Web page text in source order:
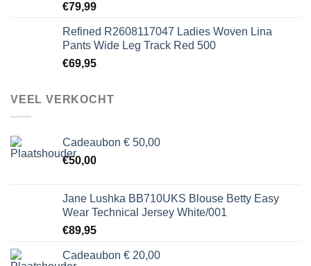
€79,99
Refined R2608117047 Ladies Woven Lina
Pants Wide Leg Track Red 500
€69,95
VEEL VERKOCHT
Cadeaubon € 50,00
€50,00
Jane Lushka BB710UKS Blouse Betty Easy
Wear Technical Jersey White/001
€89,95
Cadeaubon € 20,00